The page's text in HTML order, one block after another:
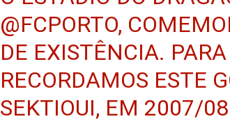
@FCPORTO,
DE EXISTÊNCIA.
RECORDAMOS ESTE
SEKTIOUI, EM 2007/